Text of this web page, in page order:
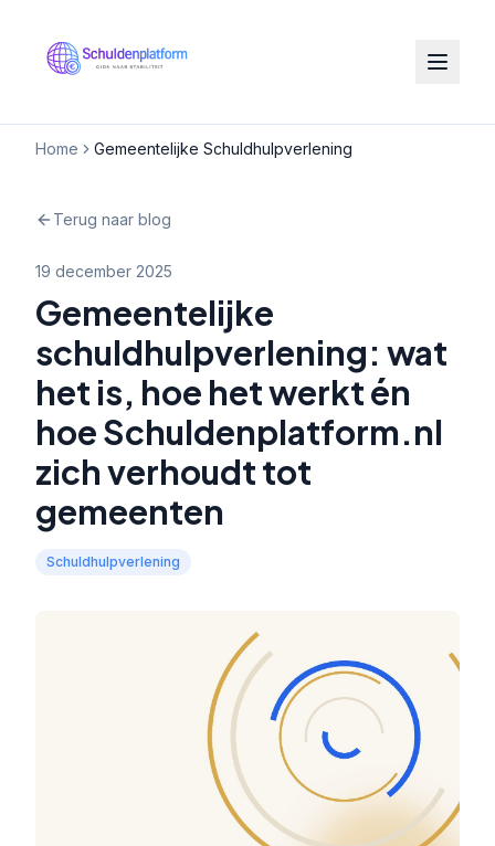
Home Gemeentelijke Schuldhulpverlening
Terug naar blog
19 december 2025
Gemeentelijke
schuldhulpverlening: wat
het is, hoe het werkt én
hoe Schuldenplatform.nl
zich verhoudt tot
gemeenten
Schuldhulpverlening